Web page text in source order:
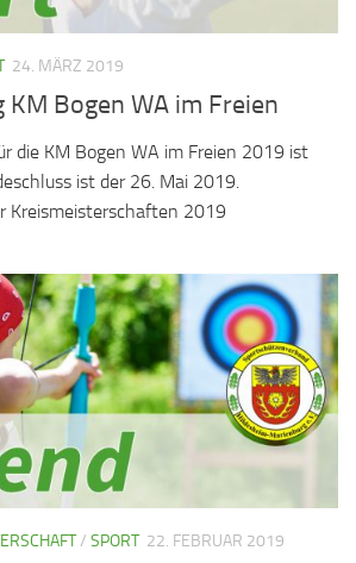
24. MÄRZ 2019
Bogen WA im Freien
die KM Bogen WA im Freien 2019 ist
ist der 26. Mai 2019.
Kreismeisterschaften 2019
/ SPORT 22. FEBRUAR 2019